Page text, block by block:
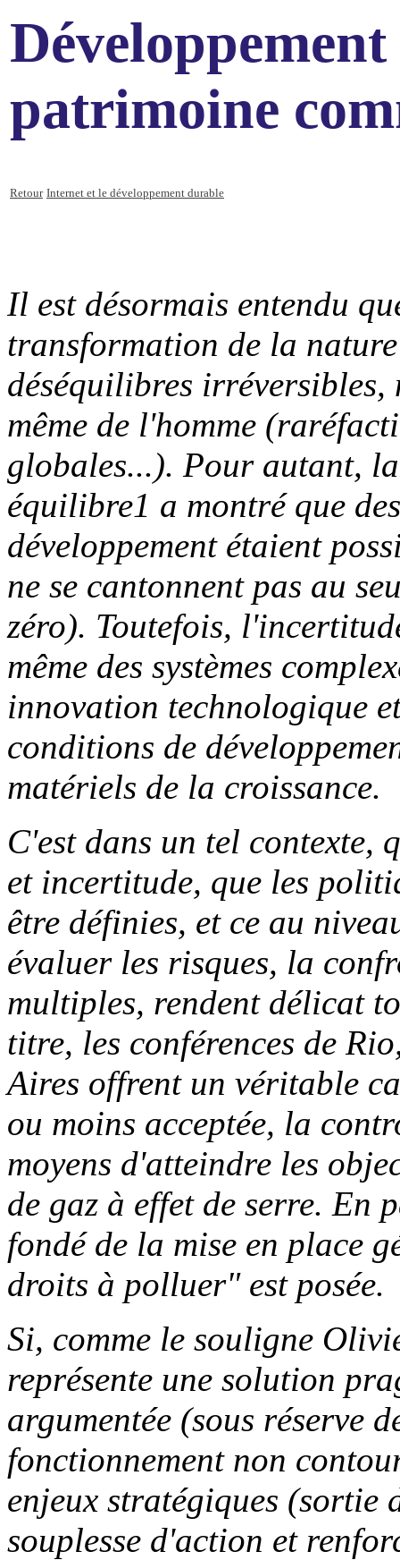
patrimoine
Retour Internet et le développement durable
Il est désormais entendu
transformation de la
déséquilibres irréversibles,
même de l'homme
globales...). Pour autant,
équilibre1 a montré que
développement étaient
ne se cantonnent pas au
zéro). Toutefois,
même des systèmes
innovation technologique
conditions de
matériels de la croissance.
C'est dans un tel
et incertitude, que les
être définies, et ce au
évaluer les risques, la
multiples, rendent délicat
titre, les conférences de
Aires offrent un véritable
ou moins acceptée, la
moyens d'atteindre les
de gaz à effet de serre. En
fondé de la mise en place
droits à polluer" est posée.
Si, comme le souligne
représente une solution
argumentée (sous réserve
fonctionnement non
enjeux stratégiques
souplesse d'action et